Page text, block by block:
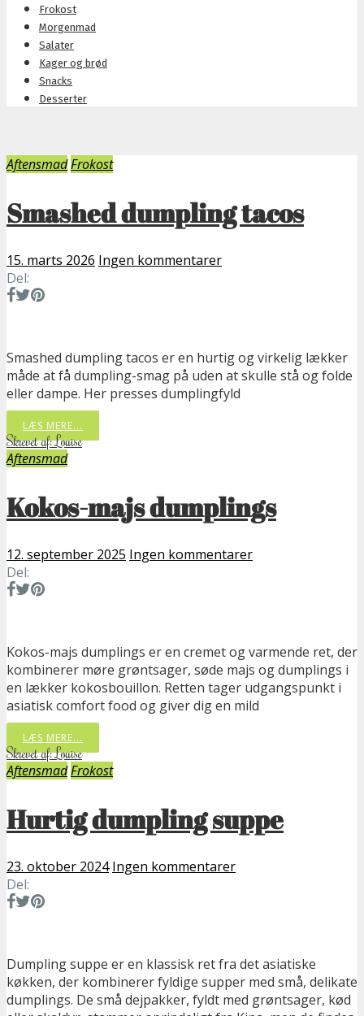
Frokost
Morgenmad
Salater
Kager og brød
Snacks
Desserter
AftensmadFrokost
Smashed dumpling tacos
15. marts 2026 Ingen kommentarer
Del:
Smashed dumpling tacos er en hurtig og virkelig lækker
måde at få dumpling-smag på uden at skulle stå og folde
eller dampe. Her presses dumplingfyld
LÆS MERE...
Skrevet af: Louise
Aftensmad
Kokos-majs dumplings
12. september 2025 Ingen kommentarer
Del:
Kokos-majs dumplings er en cremet og varmende ret, der
kombinerer møre grøntsager, søde majs og dumplings i
en lækker kokosbouillon. Retten tager udgangspunkt i
asiatisk comfort food og giver dig en mild
LÆS MERE...
Skrevet af: Louise
AftensmadFrokost
Hurtig dumpling suppe
23. oktober 2024 Ingen kommentarer
Del:
Dumpling suppe er en klassisk ret fra det asiatiske
køkken, der kombinerer fyldige supper med små, delikate
dumplings. De små dejpakker, fyldt med grøntsager, kød